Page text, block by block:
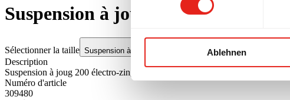
Ablehnen
Suspension à joug 200 électro-zingué
Sélectionner la taille Suspension à joug 200 électro-zingué
Description
Suspension à joug 200 électro-zingué
Numéro d'article
309480